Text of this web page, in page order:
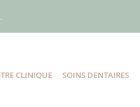
CLINIQUE SOINS DENTAIRES